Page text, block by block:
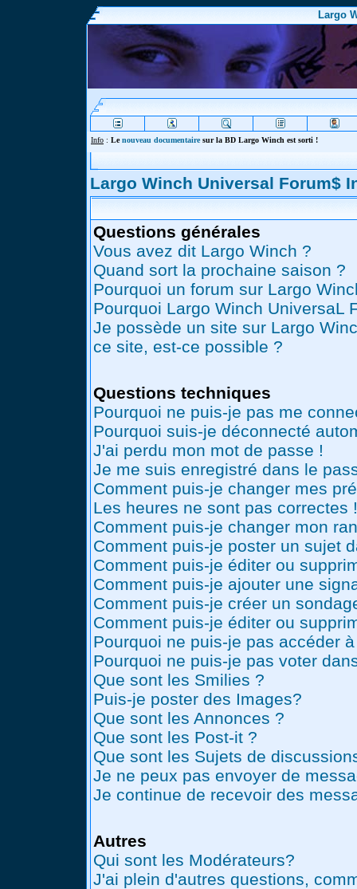
Largo
Info : Lenouveau documentairesur la BD Largo Winch est sorti !
Largo Winch Universal Forum$
Questions générales
Vous avez dit Largo Winch ?
Quand sort la prochaine saison ?
Pourquoi un forum sur Largo
Pourquoi Largo Winch UniversaL
Je possède un site sur Largo
ce site, est-ce possible ?
Questions techniques
Pourquoi ne puis-je pas me
Pourquoi suis-je déconnecté
J'ai perdu mon mot de passe !
Je me suis enregistré dans le
Comment puis-je changer mes
Les heures ne sont pas correctes !
Comment puis-je changer mon
Comment puis-je poster un sujet
Comment puis-je éditer ou
Comment puis-je ajouter une
Comment puis-je créer un
Comment puis-je éditer ou
Pourquoi ne puis-je pas accéder
Pourquoi ne puis-je pas voter
Que sont les Smilies ?
Puis-je poster des Images?
Que sont les Annonces ?
Que sont les Post-it ?
Que sont les Sujets de
Je ne peux pas envoyer de
Je continue de recevoir des
Autres
Qui sont les Modérateurs?
J'ai plein d'autres questions,